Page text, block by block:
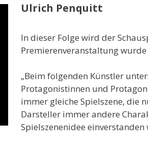
Ulrich Penquitt
In dieser Folge wird der
Premierenveranstaltung
„Beim folgenden Künstler
Protagonistinnen und
immer gleiche Spielszene, die
Darsteller immer andere
Spielszenenidee